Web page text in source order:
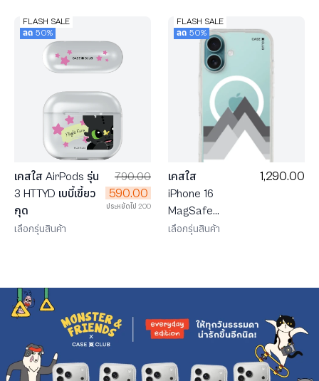
FLASH SALE
ลด 50%
เคสใส AirPods รุ่น
3 HTTYD เบบี้เขี้ยว
กุด
790.00
590.00
ประหยัดไป 200
เลือกรุ่นสินค้า
FLASH SALE
ลด 50%
เคสใส
iPhone 16
MagSafe
ยอดเขายาม
1,290.00
เลือกรุ่นสินค้า